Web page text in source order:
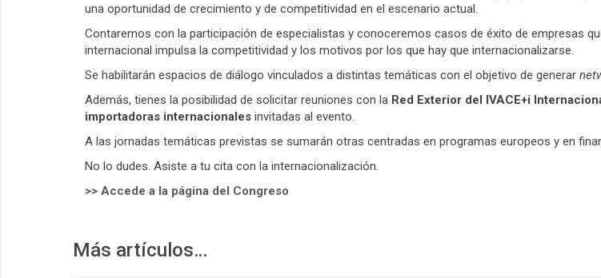
una oportunidad de crecimiento y de competitividad en el escenario actual.
Contaremos con la participación de especialistas y conoceremos casos de éxito de empresas
internacional impulsa la competitividad y los motivos por los que hay que internacionalizarse.
Se habilitarán espacios de diálogo vinculados a distintas temáticas con el objetivo de generar
Además, tienes la posibilidad de solicitar reuniones con la Red Exterior del IVACE+i
importadoras internacionales invitadas al evento.
A las jornadas temáticas previstas se sumarán otras centradas en programas europeos y en
No lo dudes. Asiste a tu cita con la internacionalización.
>> Accede a la página del Congreso
Más artículos…